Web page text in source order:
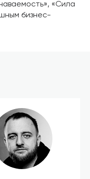
«Сила
бизнес-